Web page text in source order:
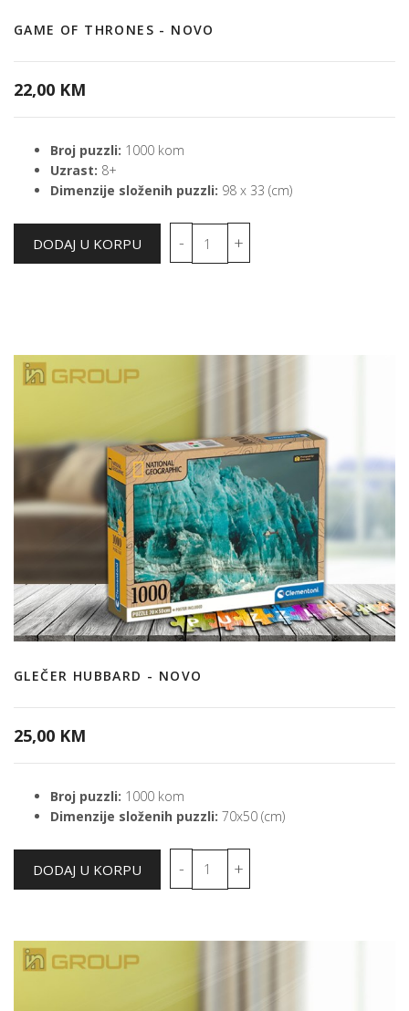
GAME OF THRONES - NOVO
22,00 KM
Broj puzzli: 1000 kom
Uzrast: 8+
Dimenzije složenih puzzli: 98 x 33 (cm)
GLEČER HUBBARD - NOVO
25,00 KM
Broj puzzli: 1000 kom
Dimenzije složenih puzzli: 70x50 (cm)